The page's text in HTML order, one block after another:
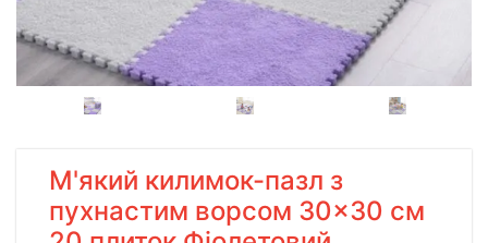
М'який килимок-пазл з
пухнастим ворсом 30×30 см